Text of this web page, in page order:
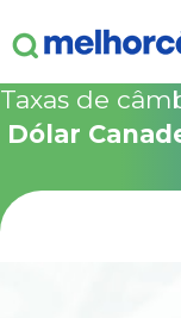
15% Seguro Viagem
NOVA COTAÇÃO
Taxas de
Dólar